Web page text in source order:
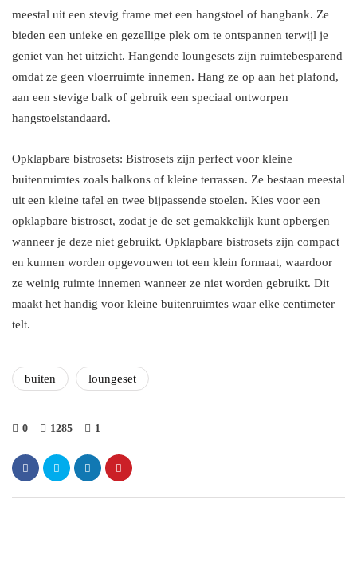
meestal uit een stevig frame met een hangstoel of hangbank. Ze
bieden een unieke en gezellige plek om te ontspannen terwijl je
geniet van het uitzicht. Hangende loungesets zijn ruimtebesparend
omdat ze geen vloerruimte innemen. Hang ze op aan het plafond,
aan een stevige balk of gebruik een speciaal ontworpen
hangstoelstandaard.
Opklapbare bistrosets: Bistrosets zijn perfect voor kleine
buitenruimtes zoals balkons of kleine terrassen. Ze bestaan meestal
uit een kleine tafel en twee bijpassende stoelen. Kies voor een
opklapbare bistroset, zodat je de set gemakkelijk kunt opbergen
wanneer je deze niet gebruikt. Opklapbare bistrosets zijn compact
en kunnen worden opgevouwen tot een klein formaat, waardoor
ze weinig ruimte innemen wanneer ze niet worden gebruikt. Dit
maakt het handig voor kleine buitenruimtes waar elke centimeter
telt.
buiten loungeset
0 1285 1